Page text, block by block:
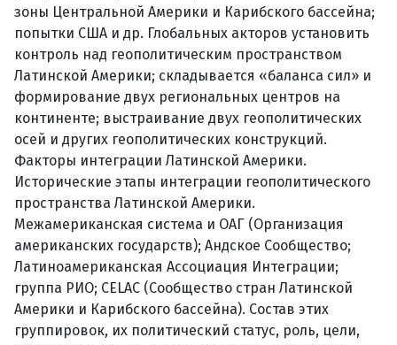
зоны Центральной Америки и Карибского бассейна;
попытки США и др. Глобальных акторов установить
контроль над геополитическим пространством
Латинской Америки; складывается «баланса сил» и
формирование двух региональных центров на
континенте; выстраивание двух геополитических
осей и других геополитических конструкций.
Факторы интеграции Латинской Америки.
Исторические этапы интеграции геополитического
пространства Латинской Америки.
Межамериканская система и ОАГ (Организация
американских государств); Андское Сообщество;
Латиноамериканская Ассоциация Интеграции;
группа РИО; CELAC (Сообщество стран Латинской
Америки и Карибского бассейна). Состав этих
группировок, их политический статус, роль, цели,